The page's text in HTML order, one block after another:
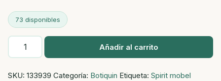
73 disponibles
Mascarilla
Higiénica
Infantil
Añadir al carrito
SKU: 133939 Categoría: Botiquin Etiqueta: Spirit mobel